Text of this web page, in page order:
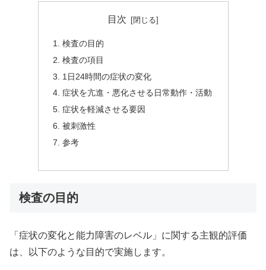
目次
検査の目的
検査の項目
1日24時間の症状の変化
症状を亢進・悪化させる日常動作・活動
症状を軽減させる要因
被刺激性
参考
検査の目的
「症状の変化と能力障害のレベル」に関する主観的評価
は、以下のような目的で実施します。